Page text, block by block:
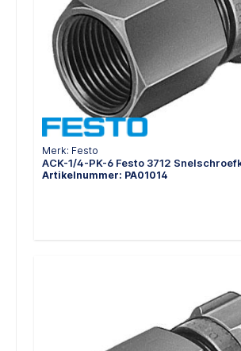
Merk: Festo
ACK-1/4-PK-6 Festo 3712
Artikelnummer: PA01014